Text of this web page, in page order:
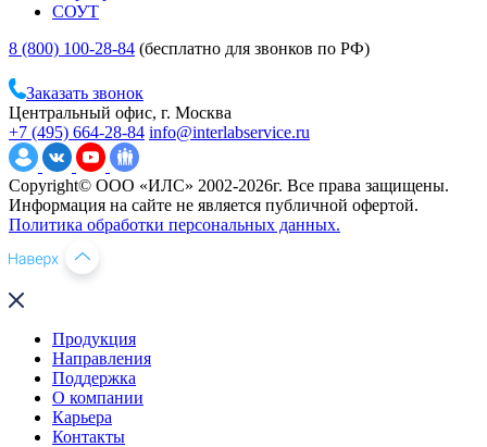
СОУТ
8 (800) 100-28-84 (бесплатно для звонков по РФ)
Заказать звонок
Центральный офис, г. Москва
+7 (495) 664-28-84 info@interlabservice.ru
Copyright© ООО «ИЛС» 2002-2026г. Все права защищены.
Информация на сайте не является публичной офертой.
Политика обработки персональных данных.
Продукция
Направления
Поддержка
О компании
Карьера
Контакты